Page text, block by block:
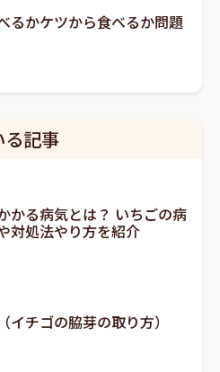
るかケツから食べるか問題
る記事
かる病気とは？ いちごの病
対処法やり方を紹介
イチゴの脇芽の取り方）